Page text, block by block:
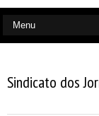
Sindicato dos